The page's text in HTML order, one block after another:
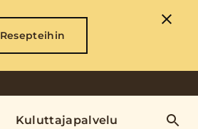
Resepteihin
Kuluttajapalvelu